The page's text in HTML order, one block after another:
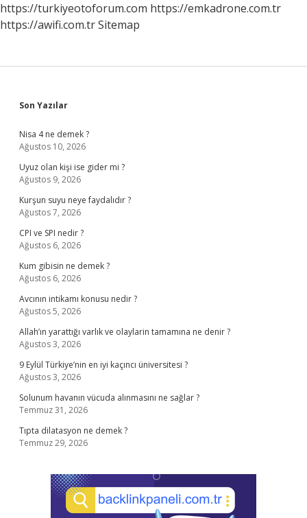
https://turkiyeotoforum.com https://emkadrone.com.tr
https://awifi.com.trSitemap
Sidebar
Son Yazılar
Nisa 4 ne demek ?
Ağustos 10, 2026
Uyuz olan kişi ise gider mi ?
Ağustos 9, 2026
Kurşun suyu neye faydalıdır ?
Ağustos 7, 2026
CPI ve SPI nedir ?
Ağustos 6, 2026
Kum gibisin ne demek ?
Ağustos 6, 2026
Avcının intikamı konusu nedir ?
Ağustos 5, 2026
Allah’ın yarattığı varlık ve olaylarin tamamına ne denir ?
Ağustos 3, 2026
9 Eylül Türkiye’nin en iyi kaçıncı üniversitesi ?
Ağustos 3, 2026
Solunum havanın vücuda alınmasını ne sağlar ?
Temmuz 31, 2026
Tıpta dilatasyon ne demek ?
Temmuz 29, 2026